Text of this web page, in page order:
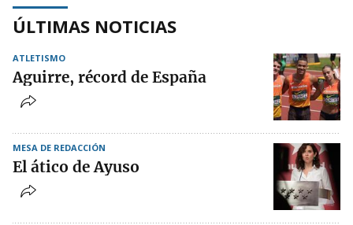
ÚLTIMAS NOTICIAS
ATLETISMO
Aguirre, récord de España
MESA DE REDACCIÓN
El ático de Ayuso